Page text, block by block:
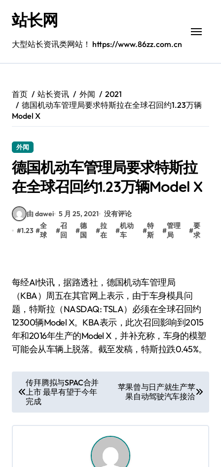
站长网
大型站长资讯类网站！ https://www.86zz.com.cn
首页 站长资讯 外闻
2021
德国机动车管理局要求特斯拉在全球召回约1.23万辆
Model X
外闻
德国机动车管理局要求特斯拉
在全球召回约1.23万辆Model X
由 dawei 5 月 25, 2021 没有评论
#1.23 #
全
球
#
召
回
#
德
国
#
拉
在
#
机动
车
#
特
斯
#
管理
局
#
要
求
每经AI快讯，据路透社，德国机动车管理局
（KBA）周五在其官网上表示，由于车身模具问
题，特斯拉（NASDAQ: TSLA）必须在全球召回约
12300辆Model X。KBA表示，此次召回影响到2015
年和2016年生产的Model X，并补充称，车身的模塑
可能会从车辆上脱落。截至发稿，特斯拉跌0.45%。
章
导
航
传拜腾拟与SPAC合并
上市 最早有望于今年
完成
苹果曾与日产就生产苹
果自动驾驶汽车接洽